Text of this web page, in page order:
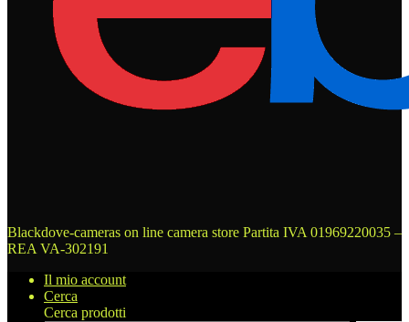
Blackdove-cameras on line camera store Partita IVA 01969220035 –
REA VA-302191
Il mio account
Cerca
Cerca prodotti